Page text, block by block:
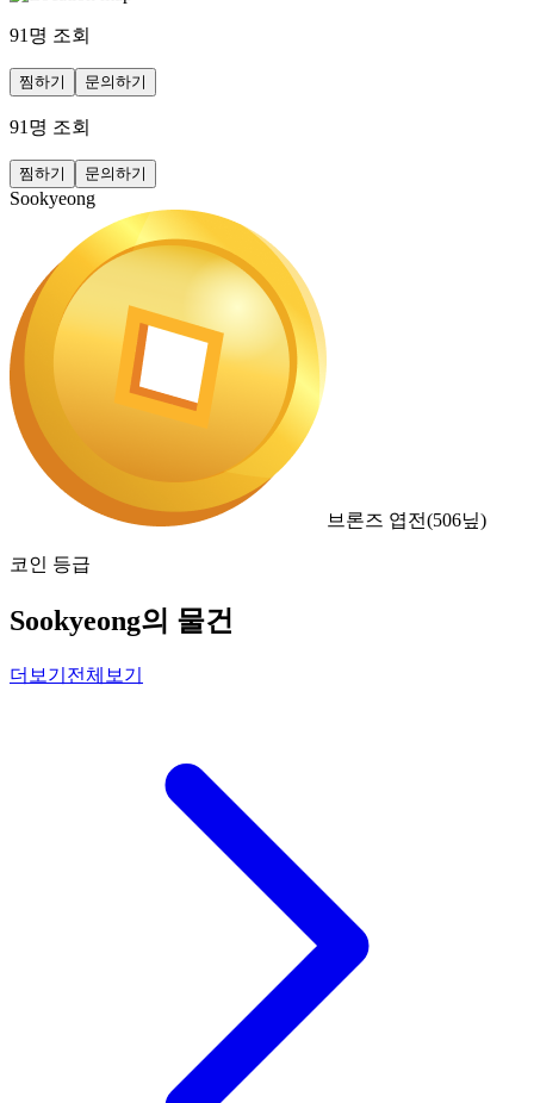
91 명 조회
찜하기 문의하기
91 명 조회
찜하기 문의하기
Sookyeong
브론즈 엽전(506닢)
코인 등급
Sookyeong의 물건
더보기 전체보기